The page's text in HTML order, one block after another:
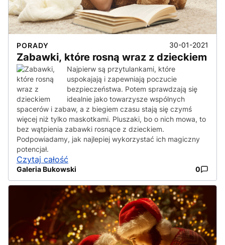
PORADY 30-01-2021
Zabawki, które rosną wraz z dzieckiem
Najpierw są przytulankami, które
uspokajają i zapewniają poczucie
bezpieczeństwa. Potem sprawdzają się
idealnie jako towarzysze wspólnych
spacerów i zabaw, a z biegiem czasu stają się czymś
więcej niż tylko maskotkami. Pluszaki, bo o nich mowa, to
bez wątpienia zabawki rosnące z dzieckiem.
Podpowiadamy, jak najlepiej wykorzystać ich magiczny
potencjał.
Czytaj całość
Galeria Bukowski 0